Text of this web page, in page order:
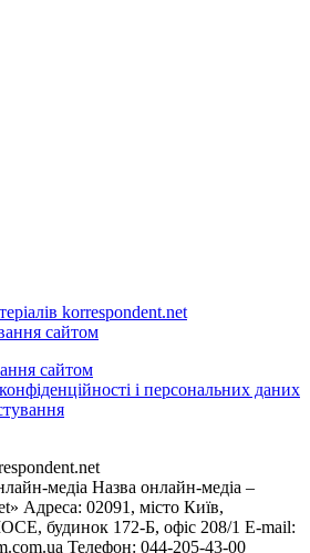
korrespondent.net
сайтом
сайтом
і персональних даних
медіа Назва онлайн-медіа –
Адреса: 02091, місто Київ,
будинок 172-Б, офіс 208/1 E-mail:
Телефон: 044-205-43-00